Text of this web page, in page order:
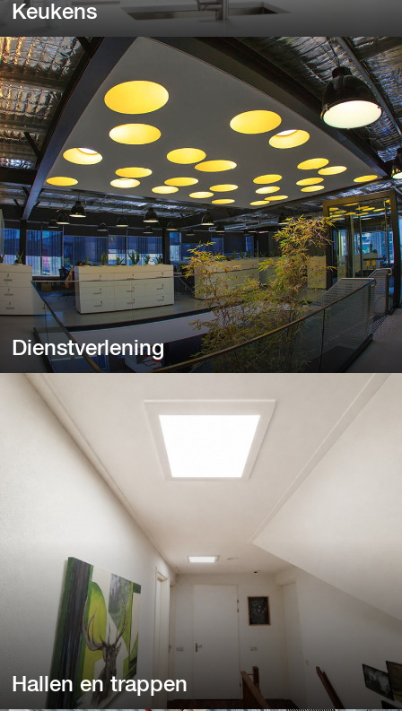
Keukens
Keukens
Heeft u een donkere keuken en wilt u meer licht?
Dienstverlening
Dienstverlening
Van bank- en advocatenkantoren tot reisbureaus en
bibliotheken.
Hallen en trappen